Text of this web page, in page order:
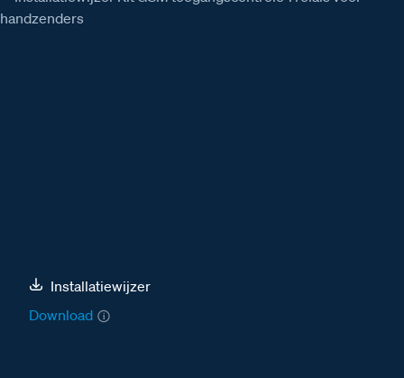
Installatiewijzer
Download